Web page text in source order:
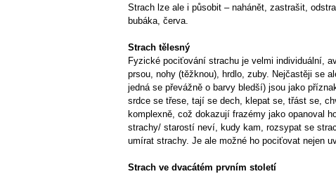
Strach lze ale i působit – nahánět, zastrašit,
bubáka, červa.
Strach tělesný
Fyzické pociťování strachu je velmi individuální,
prsou, nohy (těžknou), hrdlo, zuby. Nejčastěji se
jedná se převážně o barvy bledší) jsou jako
srdce se třese, tají se dech, klepat se, třást se,
komplexně, což dokazují frazémy jako opanoval
strachy/ starostí neví, kudy kam, rozsypat se
umírat strachy. Je ale možné ho pociťovat nejen
Strach ve dvacátém prvním století